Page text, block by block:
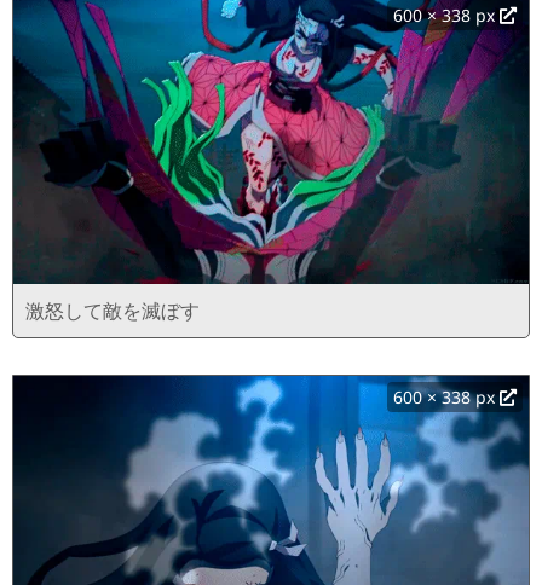
600 × 338 px
激怒して敵を滅ぼす
600 × 338 px